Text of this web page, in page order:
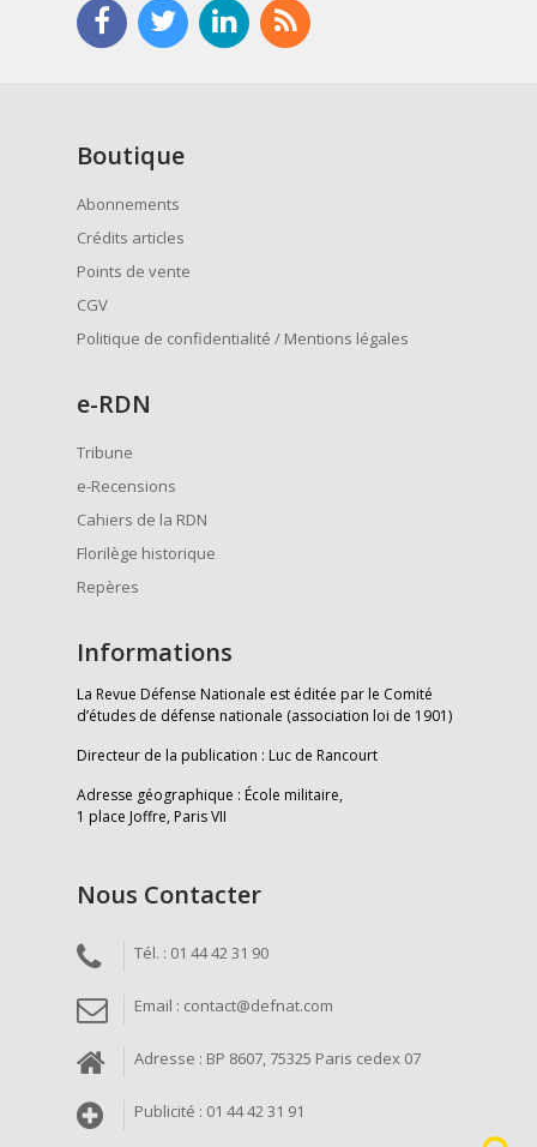
Boutique
Abonnements
Crédits articles
Points de vente
CGV
Politique de confidentialité / Mentions légales
e-RDN
Tribune
e-Recensions
Cahiers de la RDN
Florilège historique
Repères
Informations
La Revue Défense Nationale est éditée par le Comité
d’études de défense nationale (association loi de 1901)
Directeur de la publication : Luc de Rancourt
Adresse géographique : École militaire,
1 place Joffre, Paris VII
Nous Contacter
Tél. : 01 44 42 31 90
Email : contact@defnat.com
Adresse : BP 8607, 75325 Paris cedex 07
Publicité : 01 44 42 31 91